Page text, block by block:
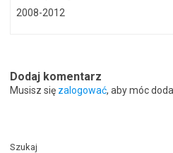
2008-2012
Dodaj komentarz
Musisz się zalogować, aby móc
Szukaj